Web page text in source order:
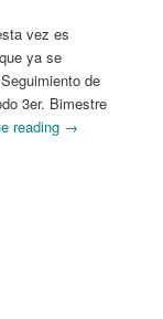
vez es
ya se
de
3er. Bimestre
reading →